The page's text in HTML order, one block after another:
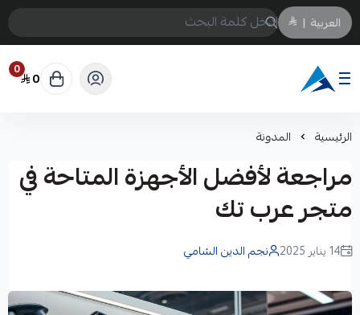
العربية |
Arabtechksa
0 0
الرئيسية المدونة
مراجعة لأفضل الأجهزة المتاحة في
متجر عرب تك
14 يناير 2025 نجم الدين الشامي